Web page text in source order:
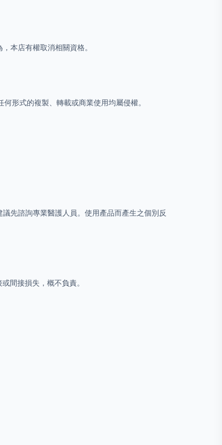
本店有權取消相關資格。
形式的複製、轉載或商業使用均屬侵權。
先諮詢專業醫護人員。使用產品而產生之個別反
間接損失，概不負責。